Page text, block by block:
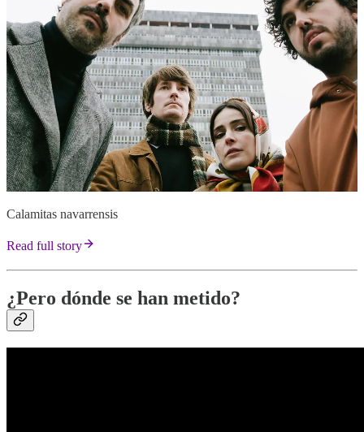
Calamitas navarrensis
Read full story
¿Pero dónde se han metido?